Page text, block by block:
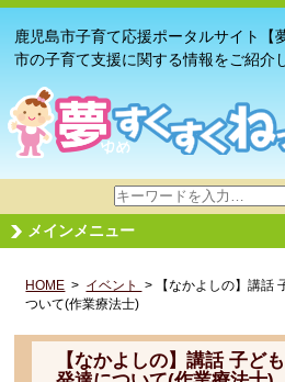
鹿児島市子育て応援ポータルサイト【
市の子育て支援に関する情報をご紹介
サ
イ
ト
検
索
メインメニュー
HOME > イベント
> 【なかよしの】講話
ついて(作業療法士)
【なかよしの】講話 子ど